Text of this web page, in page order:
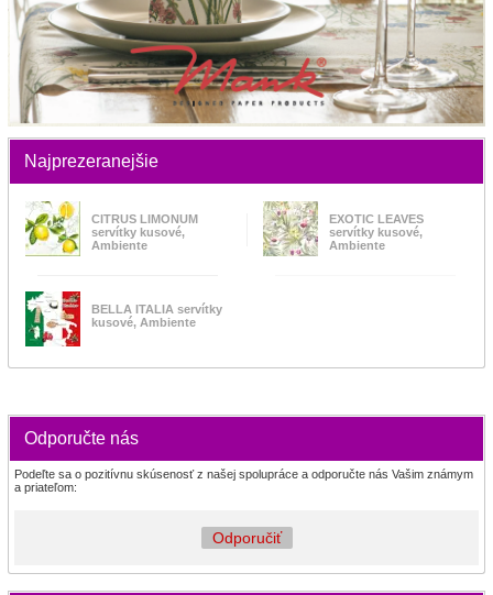
Najprezeranejšie
CITRUS LIMONUM
servítky kusové,
Ambiente
EXOTIC LEAVES
servítky kusové,
Ambiente
BELLA ITALIA servítky
kusové, Ambiente
Odporučte nás
Podeľte sa o pozitívnu skúsenosť z našej spolupráce a odporučte nás Vašim známym
a priateľom:
Odporučiť